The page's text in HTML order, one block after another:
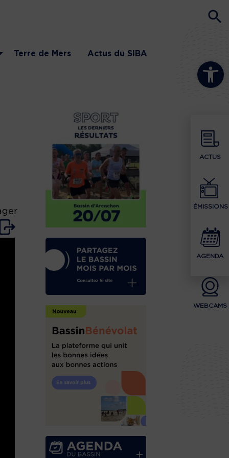
Ouvrir la
ACTUS
ÉMISSIONS
AGENDA
WEBCAMS
Terre de Mers Actus du SIBA